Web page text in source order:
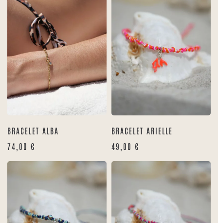
BRACELET ALBA
74,00 €
BRACELET ARIELLE
49,00 €